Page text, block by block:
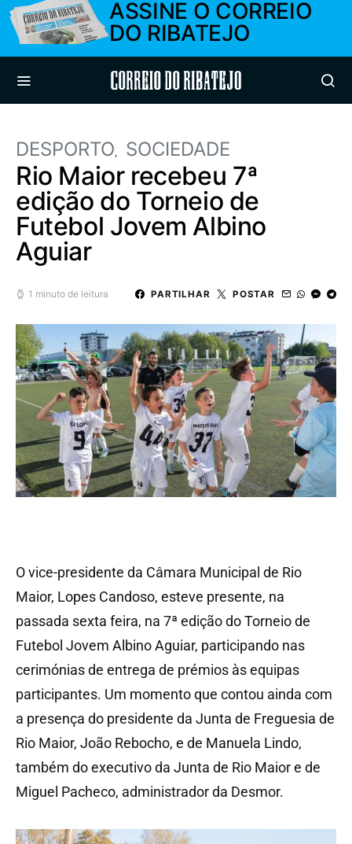
ASSINE O CORREIO
DO RIBATEJO
Correio do Ribatejo
DESPORTO SOCIEDADE
Rio Maior recebeu 7ª
edição do Torneio de
Futebol Jovem Albino
Aguiar
1 minuto de leitura PARTILHAR POSTAR
O vice-presidente da Câmara Municipal de Rio
Maior, Lopes Candoso, esteve presente, na
passada sexta feira, na 7ª edição do Torneio de
Futebol Jovem Albino Aguiar, participando nas
cerimónias de entrega de prémios às equipas
participantes. Um momento que contou ainda com
a presença do presidente da Junta de Freguesia de
Rio Maior, João Rebocho, e de Manuela Lindo,
também do executivo da Junta de Rio Maior e de
Miguel Pacheco, administrador da Desmor.